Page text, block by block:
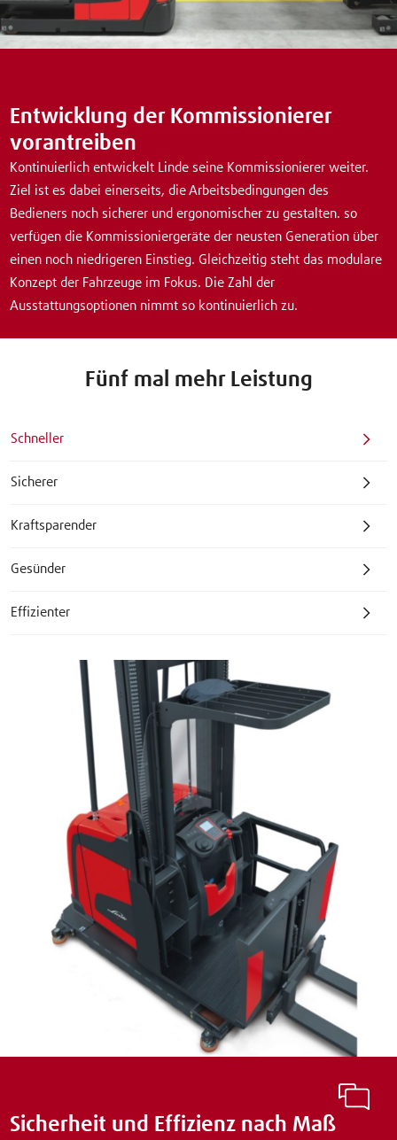
Entwicklung der Kommissionierer
vorantreiben
Kontinuierlich entwickelt Linde seine Kommissionierer weiter.
Ziel ist es dabei einerseits, die Arbeitsbedingungen des
Bedieners noch sicherer und ergonomischer zu gestalten. so
verfügen die Kommissioniergeräte der neusten Generation über
einen noch niedrigeren Einstieg. Gleichzeitig steht das modulare
Konzept der Fahrzeuge im Fokus. Die Zahl der
Ausstattungsoptionen nimmt so kontinuierlich zu.
Fünf mal mehr Leistung
Schneller
Sicherer
Kraftsparender
Gesünder
Effizienter
Sicherheit und Effizienz nach Maß